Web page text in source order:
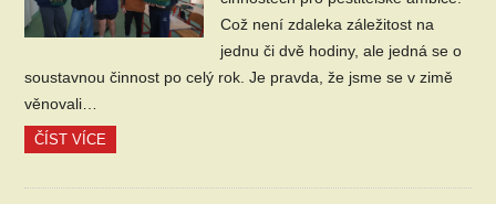
Což není zdaleka záležitost na
jednu či dvě hodiny, ale jedná se o
soustavnou činnost po celý rok. Je pravda, že jsme se v zimě
věnovali…
ČÍST VÍCE